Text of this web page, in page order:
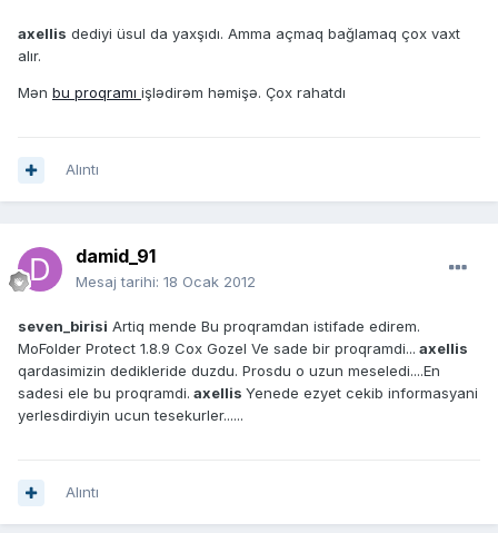
axellis dediyi üsul da yaxşıdı. Amma açmaq bağlamaq çox vaxt
alır.
Mən bu proqramı işlədirəm həmişə. Çox rahatdı
Alıntı
damid_91
Mesaj tarihi: 18 Ocak 2012
seven_birisi Artiq mende Bu proqramdan istifade edirem.
MoFolder Protect 1.8.9 Cox Gozel Ve sade bir proqramdi... axellis
qardasimizin dedikleride duzdu. Prosdu o uzun meseledi....En
sadesi ele bu proqramdi. axellis Yenede ezyet cekib informasyani
yerlesdirdiyin ucun tesekurler......
Alıntı